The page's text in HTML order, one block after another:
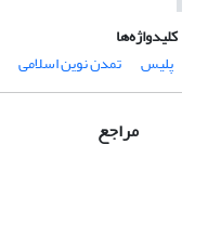
کلیدواژه‌ها
پلیس
تمدن نوین اسلامی
مراجع